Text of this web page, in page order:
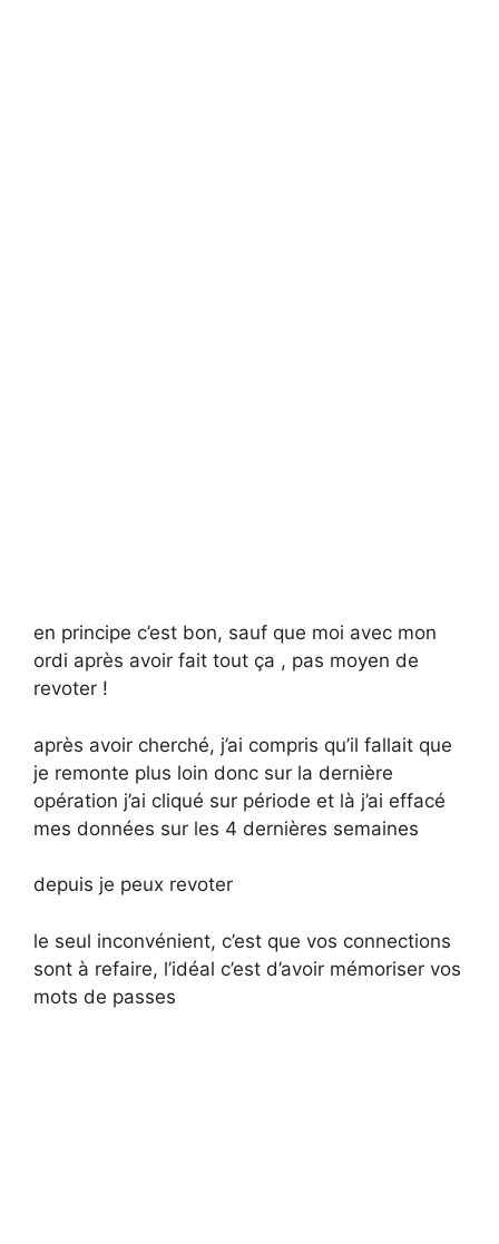
en principe c’est bon, sauf que moi avec mon
ordi après avoir fait tout ça , pas moyen de
revoter !
après avoir cherché, j’ai compris qu’il fallait que
je remonte plus loin donc sur la dernière
opération j’ai cliqué sur période et là j’ai effacé
mes données sur les 4 dernières semaines
depuis je peux revoter
le seul inconvénient, c’est que vos connections
sont à refaire, l’idéal c’est d’avoir mémoriser vos
mots de passes